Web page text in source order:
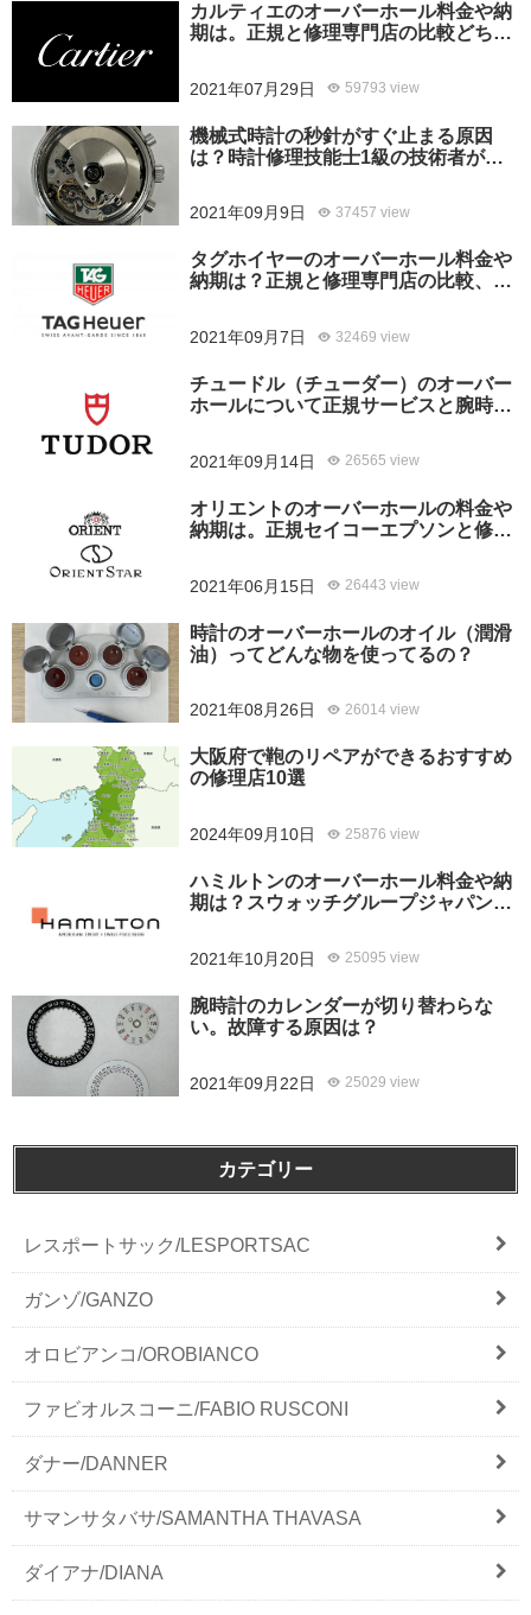
カルティエのオーバーホール料金や納
期は。正規と修理専門店の比較どちら
2021年07月29日 59793 view
機械式時計の秒針がすぐ止まる原因
は？時計修理技能士1級の技術者がお
2021年09月9日 37457 view
タグホイヤーのオーバーホール料金や
納期は？正規と修理専門店の比較、ど
2021年09月7日 32469 view
チュードル（チューダー）のオーバー
ホールについて正規サービスと腕時計
2021年09月14日 26565 view
オリエントのオーバーホールの料金や
納期は。正規セイコーエプソンと修理
2021年06月15日 26443 view
時計のオーバーホールのオイル（潤滑
油）ってどんな物を使ってるの？
2021年08月26日 26014 view
大阪府で鞄のリペアができるおすすめ
の修理店10選
2024年09月10日 25876 view
ハミルトンのオーバーホール料金や納
期は？スウォッチグループジャパンと
2021年10月20日 25095 view
腕時計のカレンダーが切り替わらな
い。故障する原因は？
2021年09月22日 25029 view
カテゴリー
レスポートサック/LESPORTSAC
ガンゾ/GANZO
オロビアンコ/OROBIANCO
ファビオルスコーニ/FABIO RUSCONI
ダナー/DANNER
サマンサタバサ/SAMANTHA THAVASA
ダイアナ/DIANA